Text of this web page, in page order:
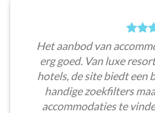
Het aanbod van
erg goed. Van luxe
hotels, de site biedt een
handige zoekfilters
accommodaties te